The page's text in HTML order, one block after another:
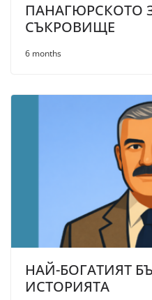
ПАНАГЮРСКОТО
СЪКРОВИЩЕ
6 months
НАЙ-БОГАТИЯТ
ИСТОРИЯТА